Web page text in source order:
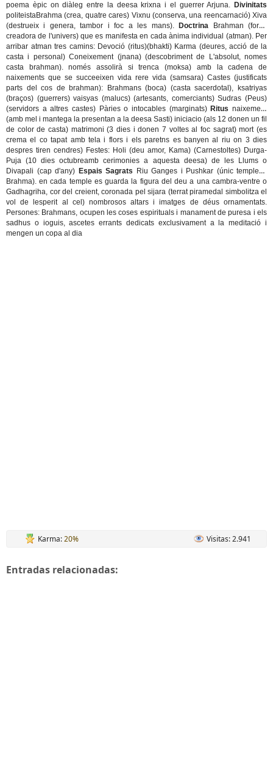
poema èpic on diàleg entre la deesa krixna i el guerrer Arjuna. Divinitats
politeistaBrahma (crea, quatre cares) Vixnu (conserva, una reencarnació) Xiva
(destrueix i genera, tambor i foc a les mans).
Doctrina
Brahman (força
creadora de l'univers) que es manifesta en cada ànima individual (atman). Per
arribar atman tres camins: Devoció (ritus)(bhakti) Karma (deures, acció de la
casta i personal) Coneixement (jnana) (descobriment de L'absolut, nomes
casta brahman). només assolirà si trenca (moksa) amb la cadena de
naixements que se succeeixen vida rere vida (samsara) Castes (justificats
parts del cos de brahman): Brahmans (boca) (casta sacerdotal), ksatriyas
(braços) (guerrers) vaisyas (malucs) (artesants, comerciants) Sudras (Peus)
(servidors a altres castes) Pàries o intocables (marginats) Ritusnaixement
(amb mel i mantega la presentan a la deesa Sasti) iniciacio (als 12 donen un fil
de color de casta) matrimoni (3 dies i donen 7 voltes al foc sagrat) mort (es
crema el co tapat amb tela i flors i els paretns es banyen al riu on 3 dies
despres tiren cendres) Festes: Holi (deu amor, Kama) (Carnestoltes) Durga-
Puja (10 dies octubreamb cerimonies a aquesta deesa) de les Llums o
Divapali (cap d'any) Espais Sagrats Riu Ganges i Pushkar (únic temple a
Brahma). en cada temple es guarda la figura del deu a una cambra-ventre o
Gadhagriha, cor del creient, coronada pel sijara (terrat piramedal simbolitza el
vol de lesperit al cel) nombrosos altars i imatges de déus ornamentats.
Persones: Brahmans, ocupen les coses espirituals i manament de puresa i els
sadhus o ioguis, ascetes errants dedicats exclusivament a la meditació i
mengen un copa al dia
Karma:20% Visitas: 2.941
Entradas relacionadas: